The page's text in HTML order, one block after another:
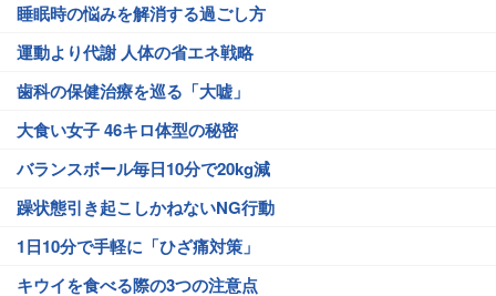
睡眠時の悩みを解消する過ごし方
運動より代謝 人体の省エネ戦略
歯科の保健治療を巡る「大嘘」
大食い女子 46キロ体型の秘密
バランスボール毎日10分で20kg減
躁状態引き起こしかねないNG行動
1日10分で手軽に「ひざ痛対策」
キウイを食べる際の3つの注意点